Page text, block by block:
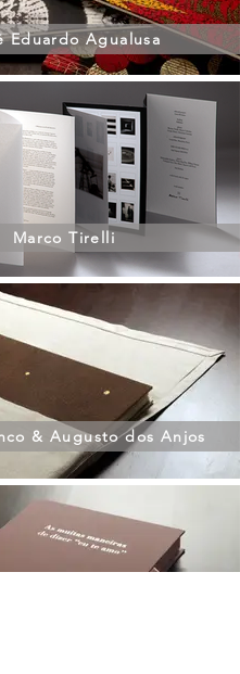
Eduardo Agualusa
Marco Tirelli
& Augusto dos Anjos